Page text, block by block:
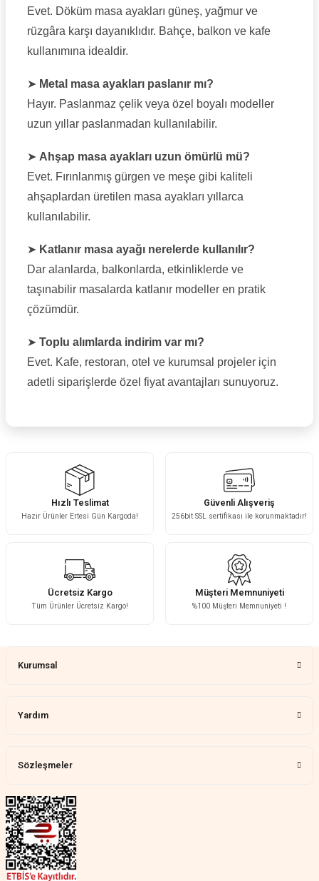
Evet. Döküm masa ayakları güneş, yağmur ve
rüzgâra karşı dayanıklıdır. Bahçe, balkon ve kafe
kullanımına idealdir.
➤ Metal masa ayakları paslanır mı?
Hayır. Paslanmaz çelik veya özel boyalı modeller
uzun yıllar paslanmadan kullanılabilir.
➤ Ahşap masa ayakları uzun ömürlü mü?
Evet. Fırınlanmış gürgen ve meşe gibi kaliteli
ahşaplardan üretilen masa ayakları yıllarca
kullanılabilir.
➤ Katlanır masa ayağı nerelerde kullanılır?
Dar alanlarda, balkonlarda, etkinliklerde ve
taşınabilir masalarda katlanır modeller en pratik
çözümdür.
➤ Toplu alımlarda indirim var mı?
Evet. Kafe, restoran, otel ve kurumsal projeler için
adetli siparişlerde özel fiyat avantajları sunuyoruz.
Hızlı Teslimat
Hazır Ürünler Ertesi Gün Kargoda!
Güvenli Alışveriş
256bit SSL sertifikası ile korunmaktadır!
Ücretsiz Kargo
Tüm Ürünler Ücretsiz Kargo!
Müşteri Memnuniyeti
%100 Müşteri Memnuniyeti !
Kurumsal
Yardım
Sözleşmeler